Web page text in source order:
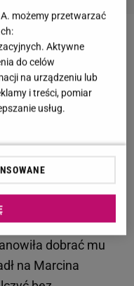
ma pojęcia jak
z daily
z Oj Wojtkiem
doznał kontuzji.
Taki uszczerbek na
MMA. Początkowo
nie zgodził się na
dobrać mu
na Marcina
możemy przetwarzać
Aktywne
do celów
na urządzeniu lub
i treści, pomiar
usług.